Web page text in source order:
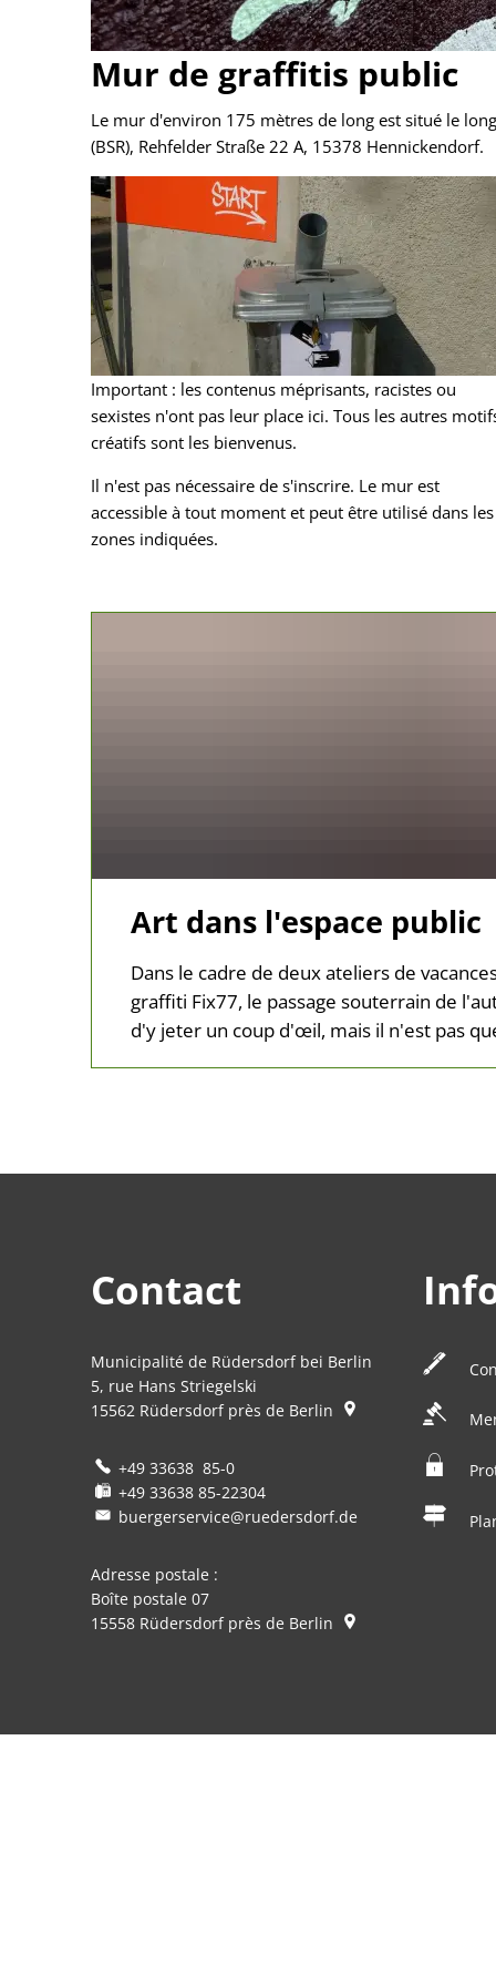
Mur de graffitis public
Le mur d'environ 175 mètres de long est situé le
(BSR), Rehfelder Straße 22 A, 15378 Hennickendorf.
Important : les contenus méprisants, racistes ou
sexistes n'ont pas leur place ici. Tous les autres
créatifs sont les bienvenus.
Il n'est pas nécessaire de s'inscrire. Le mur est
accessible à tout moment et peut être utilisé dans les
zones indiquées.
Art dans l'espace public
Dans le cadre de deux ateliers de
graffiti Fix77, le passage souterrain de
d'y jeter un coup d'œil, mais il n'est pas
Contact
Municipalité de Rüdersdorf bei Berlin
5, rue Hans Striegelski
15562 Rüdersdorf près de Berlin
+49 33638 85-0
+49 33638 85-22304
buergerservice@ruedersdorf.de
Adresse postale :
Boîte postale 07
15558 Rüdersdorf près de Berlin